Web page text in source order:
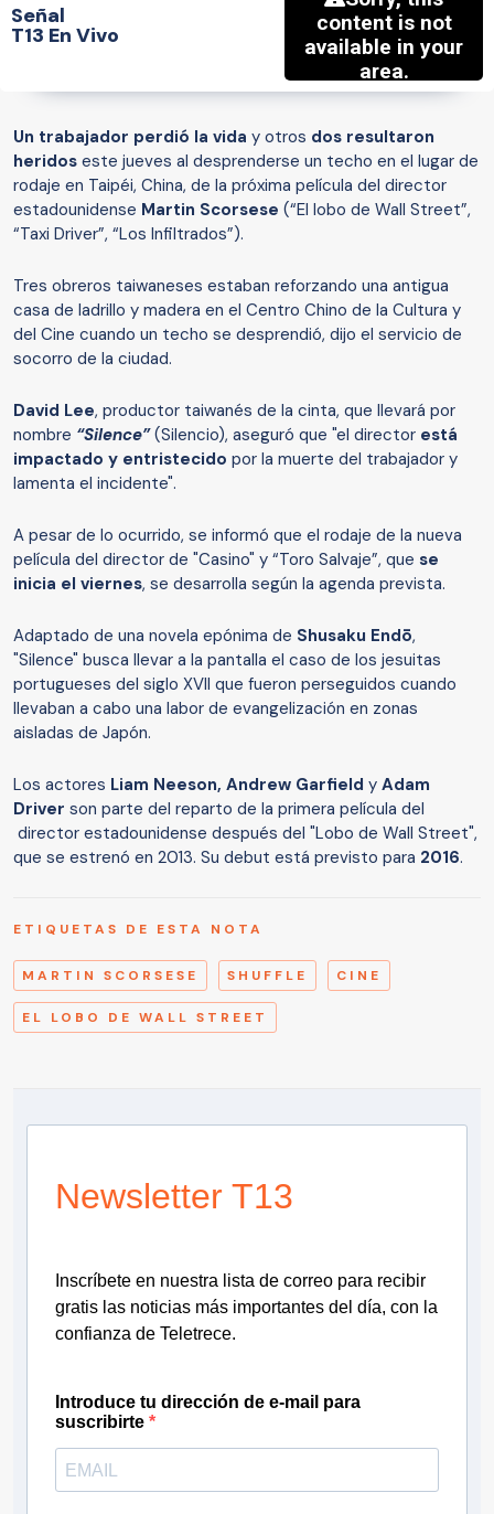
Señal
T13 En Vivo
Un trabajador perdió la vida y otros dos resultaron
heridos este jueves al desprenderse un techo en el lugar de
rodaje en Taipéi, China, de la próxima película del director
estadounidense Martin Scorsese (“El lobo de Wall Street”,
“Taxi Driver”, “Los Infiltrados”).
Tres obreros taiwaneses estaban reforzando una antigua
casa de ladrillo y madera en el Centro Chino de la Cultura y
del Cine cuando un techo se desprendió, dijo el servicio de
socorro de la ciudad.
David Lee, productor taiwanés de la cinta, que llevará por
nombre “Silence”(Silencio), aseguró que "el director está
impactado y entristecido por la muerte del trabajador y
lamenta el incidente".
A pesar de lo ocurrido, se informó que el rodaje de la nueva
película del director de "Casino" y “Toro Salvaje”, que se
inicia el viernes, se desarrolla según la agenda prevista.
Adaptado de una novela epónima de Shusaku Endō,
"Silence" busca llevar a la pantalla el caso de los jesuitas
portugueses del siglo XVII que fueron perseguidos cuando
llevaban a cabo una labor de evangelización en zonas
aisladas de Japón.
Los actores Liam Neeson, Andrew Garfield y Adam
Driver son parte del reparto de la primera película del
director estadounidense después del "Lobo de Wall Street",
que se estrenó en 2013. Su debut está previsto para 2016.
ETIQUETAS DE ESTA NOTA
MARTIN SCORSESE SHUFFLE CINE
EL LOBO DE WALL STREET
Newsletter T13
Inscríbete en nuestra lista de correo para recibir
gratis las noticias más importantes del día, con la
confianza de Teletrece.
Introduce tu dirección de e-mail para
suscribirte